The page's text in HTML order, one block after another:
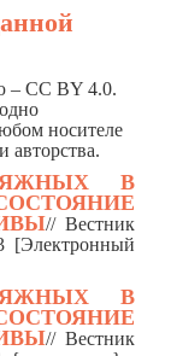
– CC BY 4.0.
носителе
авторства.
В
// Вестник
[Электронный
В
// Вестник